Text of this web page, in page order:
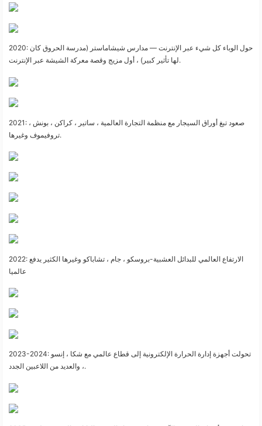
2020: حول الوباء كل شيء عبر الإنترنت — مدارس شيشاماستر (مدرسة الحروق كان
لها تأثير كبير) ، أول مزيج وقصة معركة الشيشة عبر الإنترنت.
2021: صعود تبغ أوراق السيجار مع منظمة التجارة العالمية ، ساتير ، كراكن ، بونش ،
تروفيموف وغيرها.
2022: الارتفاع العالمي للبدائل العشبية-بروسكو ، جام ، تشاباكو وغيرها الكثير يدفع
عالميا
2023-2024: تحولت أجهزة إدارة الحرارة الإلكترونية إلى قطاع عالمي مع شكا ، إنسو
، والعديد من اللاعبين الجدد.